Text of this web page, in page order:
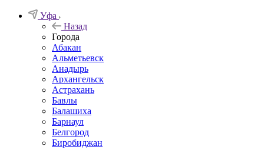
Уфа
Назад
Города
Абакан
Альметьевск
Анадырь
Архангельск
Астрахань
Бавлы
Балашиха
Барнаул
Белгород
Биробиджан